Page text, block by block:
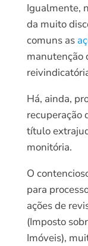
Igualmente,
da muito
comuns as
manutenção
Há, ainda,
recuperação
título
monitória.
O
para
ações de
(Imposto
Imóveis),